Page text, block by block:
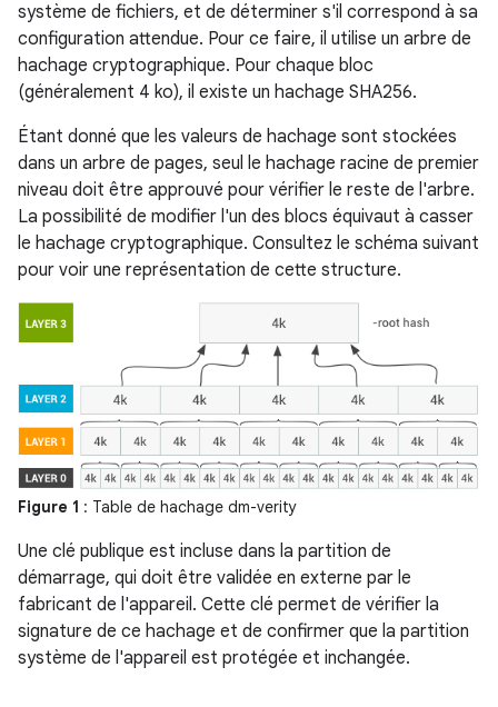
système de fichiers, et de déterminer s'il correspond à sa
configuration attendue. Pour ce faire, il utilise un arbre de
hachage cryptographique. Pour chaque bloc
(généralement 4 ko), il existe un hachage SHA256.
Étant donné que les valeurs de hachage sont stockées
dans un arbre de pages, seul le hachage racine de premier
niveau doit être approuvé pour vérifier le reste de l'arbre.
La possibilité de modifier l'un des blocs équivaut à casser
le hachage cryptographique. Consultez le schéma suivant
pour voir une représentation de cette structure.
Figure 1 : Table de hachage dm-verity
Une clé publique est incluse dans la partition de
démarrage, qui doit être validée en externe par le
fabricant de l'appareil. Cette clé permet de vérifier la
signature de ce hachage et de confirmer que la partition
système de l'appareil est protégée et inchangée.